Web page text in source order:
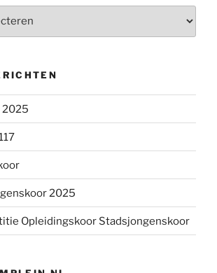
2025
2025
Opleidingskoor Stadsjongenskoor